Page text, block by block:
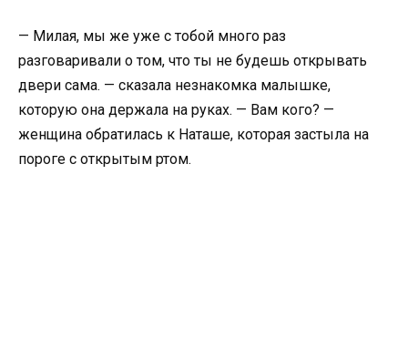
— Милая, мы же уже с тобой много раз
разговаривали о том, что ты не будешь открывать
двери сама. — сказала незнакомка малышке,
которую она держала на руках. — Вам кого? —
женщина обратилась к Наташе, которая застыла на
пороге с открытым ртом.